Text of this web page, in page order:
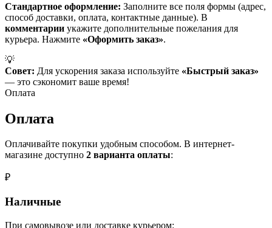
Стандартное оформление: Заполните все поля формы (адрес,
способ доставки, оплата, контактные данные). В
комментарии укажите дополнительные пожелания для
курьера. Нажмите «Оформить заказ».
💡
Совет: Для ускорения заказа используйте «Быстрый заказ»
— это сэкономит ваше время!
Оплата
Оплата
Оплачивайте покупки удобным способом. В интернет-
магазине доступно 2 варианта оплаты:
₽
Наличные
При самовывозе или доставке курьером: